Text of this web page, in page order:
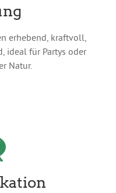
erhebend, kraftvoll,
ideal für Partys oder
Natur.